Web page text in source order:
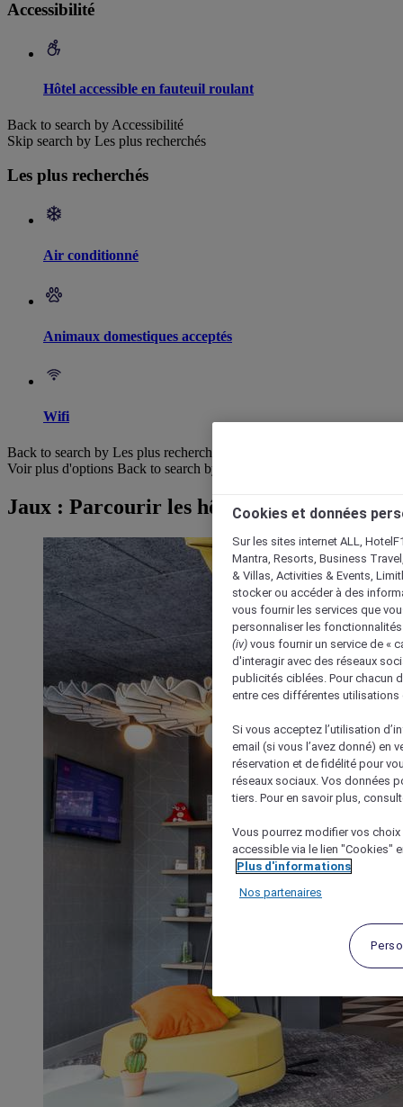
Accessibilité
Hôtel accessible en fauteuil roulant
Back to search by Accessibilité
Skip search by Les plus recherchés
Les plus recherchés
Air conditionné
Animaux domestiques acceptés
Wifi
Back to search by Les plus recherchés
Voir plus d'options Back to search by categories
Jaux : Parcourir les hôtelsCookies et données
Sur les sites internet ALL,
Mantra, Resorts, Business
& Villas, Activities & Events,
stocker ou accéder à des
vous fournir les services que
personnaliser les
(iv) vous fournir un service de «
d'interagir avec des réseaux
publicités ciblées. Pour chacun
entre ces différentes utilisations
Si vous acceptez l’utilisation
email (si vous l’avez donné) en
réservation et de fidélité pour
réseaux sociaux. Vos données
tiers. Pour en savoir plus,
Vous pourrez modifier vos
accessible via le lien "Cookies"
Plus d'informations
Nos partenaires